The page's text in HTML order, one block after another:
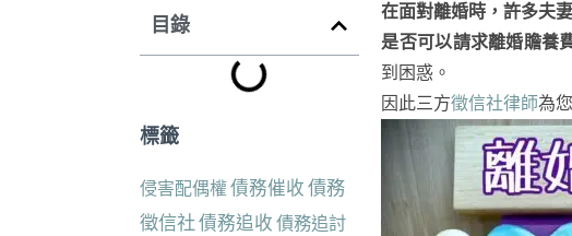
目錄
標籤
侵害配偶權債務催收 債務
徵信社 債務追收 債務追討
在面對離婚時，許多夫
是否可以請求離婚贍養
到困惑。
因此三方徵信社律師為